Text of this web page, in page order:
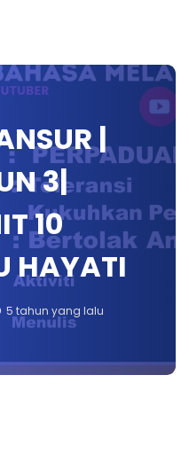
|
3|
10
HAYATI
5 tahun yang lalu